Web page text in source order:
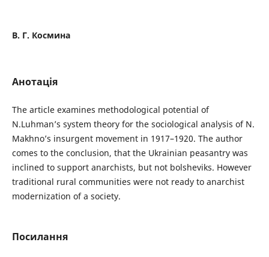
В. Г. Космина
Анотація
The article examines methodological potential of
N.Luhman’s system theory for the sociological analysis of N.
Makhno’s insurgent movement in 1917–1920. The author
comes to the conclusion, that the Ukrainian peasantry was
inclined to support anarchists, but not bolsheviks. However
traditional rural communities were not ready to anarchist
modernization of a society.
Посилання